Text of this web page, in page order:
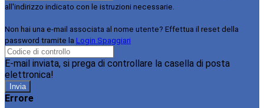
all'indirizzo indicato con le istruzioni necessarie.
Non hai una e-mail associata al nome utente? Effettua il reset della
password tramite la Login Spaggiari
E-mail inviata, si prega di controllare la casella di posta
elettronica!
Errore